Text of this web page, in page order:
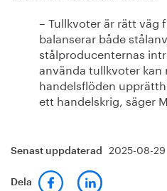
– Tullkvoter är rätt väg
balanserar både
stålproducenternas
använda tullkvoter
handelsflöden
ett handelskrig, säger
Senast uppdaterad 2025-08-29
Dela